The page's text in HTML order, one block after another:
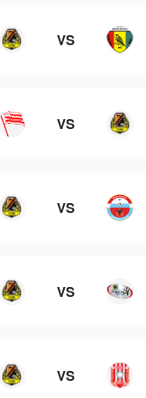
VS
VS
VS
VS
VS